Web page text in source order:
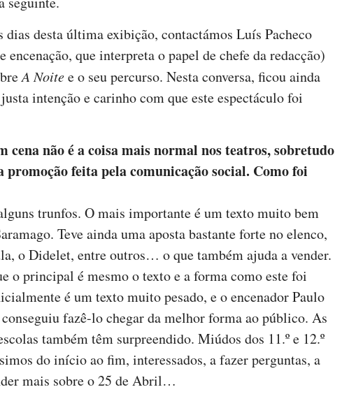
dias desta última exibição, contactámos Luís Pacheco
encenação, que interpreta o papel de chefe da redacção)
A Noitee o seu percurso. Nesta conversa, ficou ainda
intenção e carinho com que este espectáculo foi
cena não é a coisa mais normal nos teatros, sobretudo
promoção feita pela comunicação social. Como foi
trunfos. O mais importante é um texto muito bem
Teve ainda uma aposta bastante forte no elenco,
o Didelet, entre outros… o que também ajuda a vender.
o principal é mesmo o texto e a forma como este foi
é um texto muito pesado, e o encenador Paulo
conseguiu fazê-lo chegar da melhor forma ao público. As
também têm surpreendido. Miúdos dos 11.º e 12.º
do início ao fim, interessados, a fazer perguntas, a
mais sobre o 25 de Abril…